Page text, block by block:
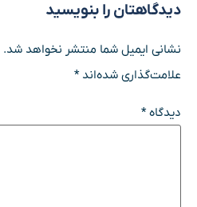
دیدگاهتان را بنویسید
نشانی ایمیل شما منتشر نخواهد شد.
علامت‌گذاری شده‌اند*
دیدگاه*